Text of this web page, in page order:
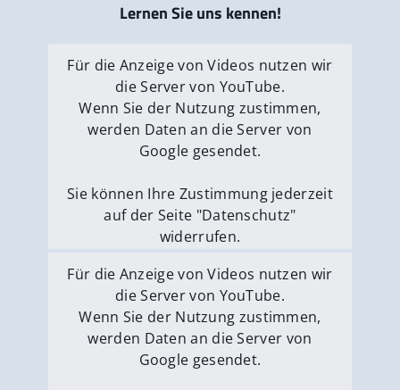
Lernen Sie uns kennen!
Für die Anzeige von Videos nutzen wir
die Server von YouTube.
Wenn Sie der Nutzung zustimmen,
werden Daten an die Server von
Google gesendet.
Sie können Ihre Zustimmung jederzeit
auf der Seite "Datenschutz"
widerrufen.
Externe Medien erlauben
Für die Anzeige von Videos nutzen wir
die Server von YouTube.
Wenn Sie der Nutzung zustimmen,
werden Daten an die Server von
Google gesendet.